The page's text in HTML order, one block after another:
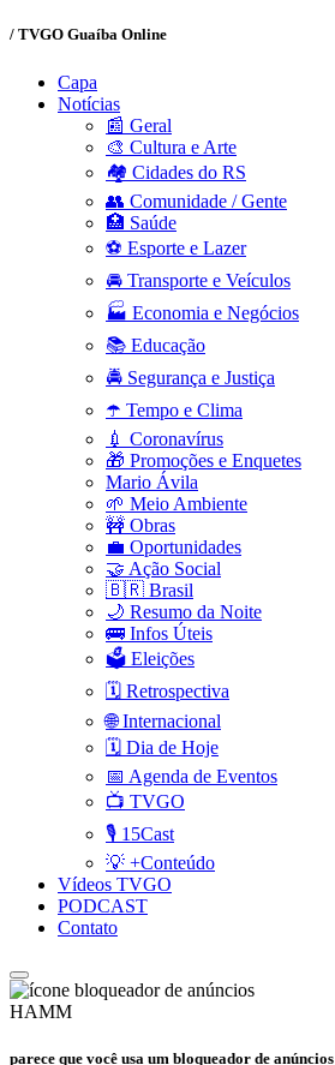
/ TVGO Guaíba Online
Capa
Notícias
📰 Geral
🎨 Cultura e Arte
🏘️ Cidades do RS
👥 Comunidade / Gente
🏥 Saúde
⚽ Esporte e Lazer
🚘 Transporte e Veículos
🏭 Economia e Negócios
📚 Educação
🚔 Segurança e Justiça
☂️ Tempo e Clima
💉 Coronavírus
🎁 Promoções e Enquetes
Mario Ávila
🌱 Meio Ambiente
🚧 Obras
💼 Oportunidades
🤝 Ação Social
🇧🇷 Brasil
🌙 Resumo da Noite
🚌 Infos Úteis
🗳️ Eleições
🗓️ Retrospectiva
🌐 Internacional
🗓️ Dia de Hoje
📅 Agenda de Eventos
📺 TVGO
🎙️ 15Cast
💡 +Conteúdo
Vídeos TVGO
PODCAST
Contato
HAMM
parece que você usa um bloqueador de anúncios